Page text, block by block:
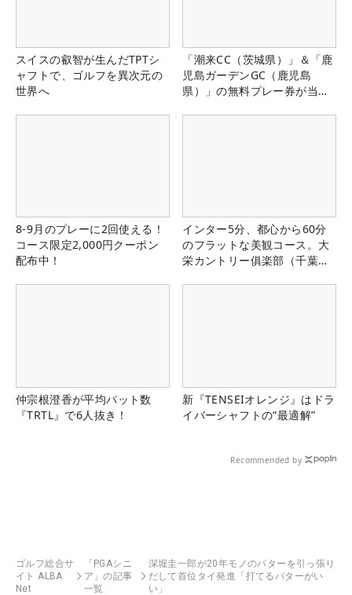
スイスの叡智が生んだTPTシ
ャフトで、ゴルフを異次元の
世界へ
「潮来CC（茨城県）」＆「鹿
児島ガーデンGC（鹿児島
県）」の無料プレー券が当た
8-9月のプレーに2回使える！
コース限定2,000円クーポン
配布中！
インター5分、都心から60分
のフラットな美観コース。大
栄カントリー俱楽部（千葉
仲宗根澄香が平均パット数
『TRTL』で6人抜き！
新『TENSEIオレンジ』はドラ
イバーシャフトの“最適解”
Recommended by
ゴルフ総合サ
イト ALBA
Net
「PGAシニ
ア」の記事
一覧
深堀圭一郎が20年モノのパターを引っ張り
だして首位タイ発進「打てるパターがい
い」